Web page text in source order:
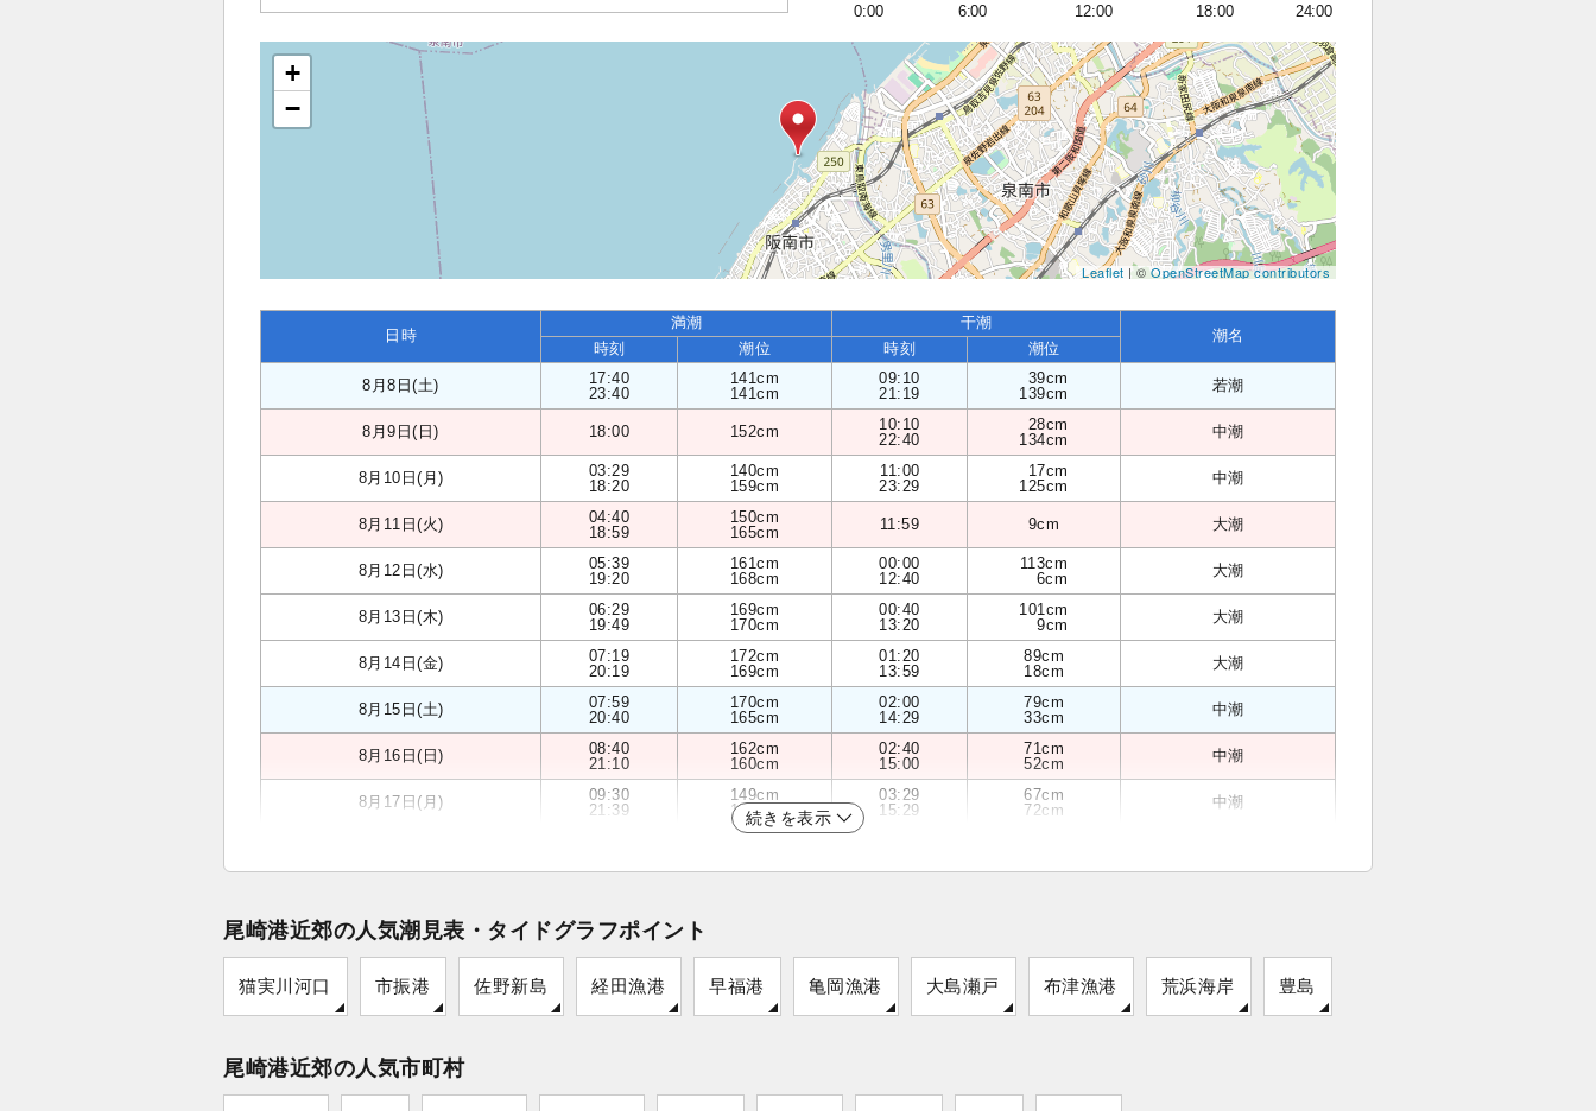
0:00
6:00 12:00 18:00 24:00
+
−
Leaflet | © OpenStreetMap contributors
日時
満潮 干潮
潮名
時刻 潮位 時刻 潮位
8月8日(土)
17:40
23:40
141cm
141cm
09:10
21:19
39cm
139cm
若潮
8月9日(日) 18:00 152cm
10:10
22:40
28cm
134cm
中潮
8月10日(月)
03:29
18:20
140cm
159cm
11:00
23:29
17cm
125cm
中潮
8月11日(火)
04:40
18:59
150cm
165cm
11:59 9cm 大潮
8月12日(水)
05:39
19:20
161cm
168cm
00:00
12:40
113cm
6cm
大潮
8月13日(木)
06:29
19:49
169cm
170cm
00:40
13:20
101cm
9cm
大潮
8月14日(金)
07:19
20:19
172cm
169cm
01:20
13:59
89cm
18cm
大潮
8月15日(土)
07:59
20:40
170cm
165cm
02:00
14:29
79cm
33cm
中潮
8月16日(日)
08:40
21:10
162cm
160cm
02:40
15:00
71cm
52cm
中潮
8月17日(月)
09:30
21:39
149cm
154cm
03:29
15:29
67cm
72cm
中潮
続きを表示
尾崎港近郊の人気潮見表・タイドグラフポイント
猫実川河口 市振港 佐野新島 経田漁港 早福港 亀岡漁港 大島瀬戸 布津漁港 荒浜海岸 豊島
尾崎港近郊の人気市町村